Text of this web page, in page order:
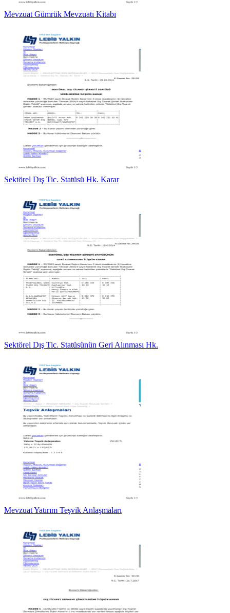
Mevzuat Gümrük Mevzuatı Kitabı
Sektörel Dış Tic. Statüsü Hk. Karar
Sektörel Dış Tic. Statüsünün Geri Alınması Hk.
Mevzuat Yatırım Teşvik Anlaşmaları